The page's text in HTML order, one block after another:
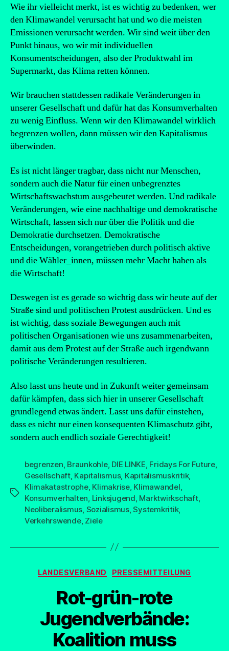
Wie ihr vielleicht merkt, ist es wichtig zu bedenken, wer
den Klimawandel verursacht hat und wo die meisten
Emissionen verursacht werden. Wir sind weit über den
Punkt hinaus, wo wir mit individuellen
Konsumentscheidungen, also der Produktwahl im
Supermarkt, das Klima retten können.
Wir brauchen stattdessen radikale Veränderungen in
unserer Gesellschaft und dafür hat das Konsumverhalten
zu wenig Einfluss. Wenn wir den Klimawandel wirklich
begrenzen wollen, dann müssen wir den Kapitalismus
überwinden.
Es ist nicht länger tragbar, dass nicht nur Menschen,
sondern auch die Natur für einen unbegrenztes
Wirtschaftswachstum ausgebeutet werden. Und radikale
Veränderungen, wie eine nachhaltige und demokratische
Wirtschaft, lassen sich nur über die Politik und die
Demokratie durchsetzen. Demokratische
Entscheidungen, vorangetrieben durch politisch aktive
und die Wähler_innen, müssen mehr Macht haben als
die Wirtschaft!
Deswegen ist es gerade so wichtig dass wir heute auf der
Straße sind und politischen Protest ausdrücken. Und es
ist wichtig, dass soziale Bewegungen auch mit
politischen Organisationen wie uns zusammenarbeiten,
damit aus dem Protest auf der Straße auch irgendwann
politische Veränderungen resultieren.
Also lasst uns heute und in Zukunft weiter gemeinsam
dafür kämpfen, dass sich hier in unserer Gesellschaft
grundlegend etwas ändert. Lasst uns dafür einstehen,
dass es nicht nur einen konsequenten Klimaschutz gibt,
sondern auch endlich soziale Gerechtigkeit!
Schlagwörter
begrenzen Braunkohle, DIE LINKE Fridays For Future,
Gesellschaft, Kapitalismus, Kapitalismuskritik,
Klimakatastrophe, Klimakrise, Klimawandel
Konsumverhalten Linksjugend Marktwirkschaft,
Neoliberalismus Sozialismus,Systemkritik,
Verkehrswende, Ziele
Kategorien
LANDESVERBAND PRESSEMITTEILUNG
Rot-grün-rote
Jugendverbände:
Koalition muss